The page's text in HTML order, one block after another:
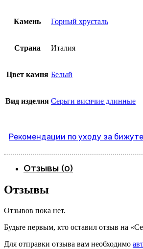
Камень Горный хрусталь
Страна Италия
Цвет камня Белый
Вид изделия Серьги висячие длинные
Рекомендации по уходу за
Отзывы (0)
Отзывы
Отзывов пока нет.
Будьте первым, кто оставил отзыв на
Для отправки отзыва вам необходимо